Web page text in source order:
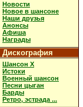
Новости
Новое в шансоне
Наши друзья
Анонсы
Афиша
Награды
Дискография
Шансон X
Истоки
Военный шансон
Песни цыган
Барды
Ретро, эстрада ...